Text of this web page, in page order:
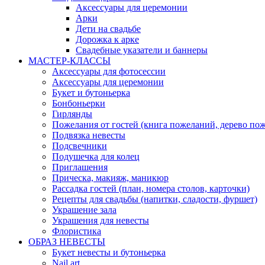
Аксессуары для церемонии
Арки
Дети на свадьбе
Дорожка к арке
Свадебные указатели и баннеры
МАСТЕР-КЛАССЫ
Аксессуары для фотосессии
Аксессуары для церемонии
Букет и бутоньерка
Бонбоньерки
Гирлянды
Пожелания от гостей (книга пожеланий, дерево
Подвязка невесты
Подсвечники
Подушечка для колец
Приглашения
Прическа, макияж, маникюр
Рассадка гостей (план, номера столов, карточки)
Рецепты для свадьбы (напитки, сладости, фуршет)
Украшение зала
Украшения для невесты
Флористика
ОБРАЗ НЕВЕСТЫ
Букет невесты и бутоньерка
Nail art